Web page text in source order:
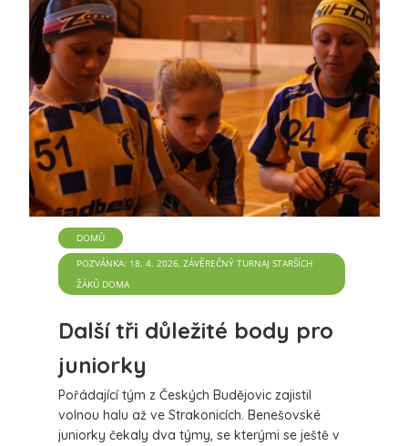
Další tři důležité body pro
juniorky
Pořádající tým z Českých Budějovic zajistil
volnou halu až ve Strakonicích. Benešovské
juniorky čekaly dva týmy, se kterými se ještě v
DOMŮ
POZVÁNKA: 18. 4. 2026, ZÁVĚREČNÝ TURNAJ STARŠÍCH
ŽÁKŮ DOMA